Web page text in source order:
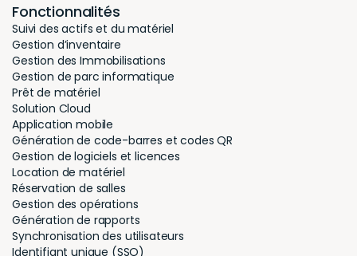
Fonctionnalités
Suivi des actifs et du matériel
Gestion d’inventaire
Gestion des Immobilisations
Gestion de parc informatique
Prêt de matériel
Solution Cloud
Application mobile
Génération de code-barres et codes QR
Gestion de logiciels et licences
Location de matériel
Réservation de salles
Gestion des opérations
Génération de rapports
Synchronisation des utilisateurs
Identifiant unique (SSO)